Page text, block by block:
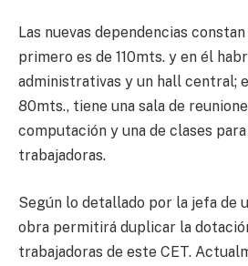
Las nuevas dependencias
primero es de 110mts. y en él
administrativas y un hall central;
80mts., tiene una sala de
computación y una de clases
trabajadoras.
Según lo detallado por la jefa de
obra permitirá duplicar la
trabajadoras de este CET.